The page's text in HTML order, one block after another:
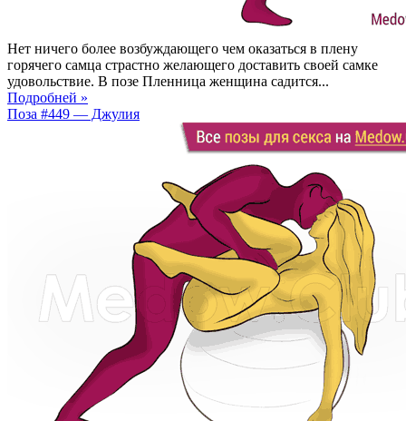
Нет ничего более возбуждающего чем оказаться в плену
горячего самца страстно желающего доставить своей самке
удовольствие. В позе Пленница женщина садится...
Подробней »
Поза #449 — Джулия